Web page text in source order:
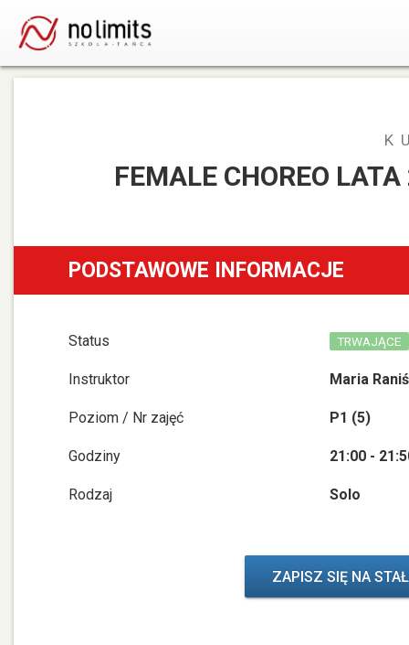
FEMALE CHOREO
PODSTAWOWE INFORMACJE
Status TRWAJĄCE
Instruktor Maria Raniś
Poziom / Nr zajęć P1 (5)
Godziny 21:00 -
Rodzaj Solo
ZAPISZ SIĘ NA